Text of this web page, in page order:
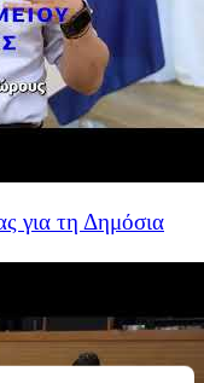
για τη Δημόσια